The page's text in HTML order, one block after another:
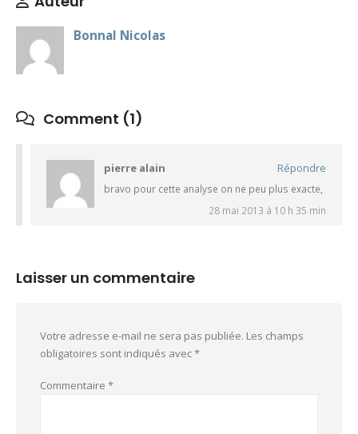
Bonnal Nicolas
Comment (1)
pierre alain Répondre
bravo pour cette analyse on ne peu plus exacte,
28 mai 2013 à 10 h 35 min
Laisser un commentaire
Votre adresse e-mail ne sera pas publiée. Les champs
obligatoires sont indiqués avec*
Commentaire *